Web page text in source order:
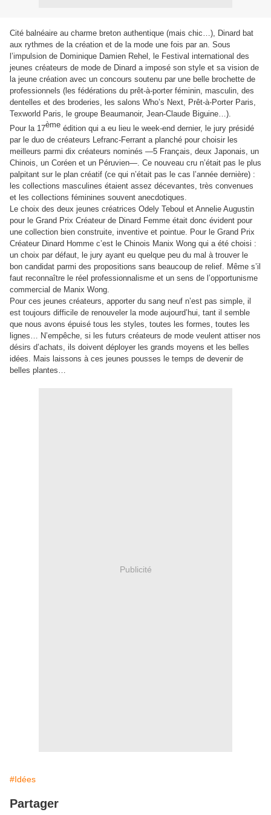
Cité balnéaire au charme breton authentique (mais chic…), Dinard bat
aux rythmes de la création et de la mode une fois par an. Sous
l’impulsion de Dominique Damien Rehel, le Festival international des
jeunes créateurs de mode de Dinard a imposé son style et sa vision de
la jeune création avec un concours soutenu par une belle brochette de
professionnels (les fédérations du prêt-à-porter féminin, masculin, des
dentelles et des broderies, les salons Who’s Next, Prêt-à-Porter Paris,
Texworld Paris, le groupe Beaumanoir, Jean-Claude Biguine…).
Pour la 17ème édition qui a eu lieu le week-end dernier, le jury présidé
par le duo de créateurs Lefranc-Ferrant a planché pour choisir les
meilleurs parmi dix créateurs nominés —5 Français, deux Japonais, un
Chinois, un Coréen et un Péruvien—. Ce nouveau cru n’était pas le plus
palpitant sur le plan créatif (ce qui n’était pas le cas l’année dernière) :
les collections masculines étaient assez décevantes, très convenues
et les collections féminines souvent anecdotiques.
Le choix des deux jeunes créatrices Odely Teboul et Annelie Augustin
pour le Grand Prix Créateur de Dinard Femme était donc évident pour
une collection bien construite, inventive et pointue. Pour le Grand Prix
Créateur Dinard Homme c’est le Chinois Manix Wong qui a été choisi :
un choix par défaut, le jury ayant eu quelque peu du mal à trouver le
bon candidat parmi des propositions sans beaucoup de relief. Même s’il
faut reconnaître le réel professionnalisme et un sens de l’opportunisme
commercial de Manix Wong.
Pour ces jeunes créateurs, apporter du sang neuf n’est pas simple, il
est toujours difficile de renouveler la mode aujourd’hui, tant il semble
que nous avons épuisé tous les styles, toutes les formes, toutes les
lignes… N’empêche, si les futurs créateurs de mode veulent attiser nos
désirs d’achats, ils doivent déployer les grands moyens et les belles
idées. Mais laissons à ces jeunes pousses le temps de devenir de
belles plantes…
Publicité
#Idées
Partager